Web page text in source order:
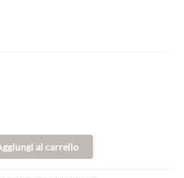
al carrello